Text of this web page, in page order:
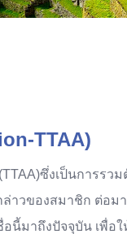
TTAA)
ซึ่งเป็นการร
าวของสมาชิก ต่อ
อนี้มาถึงปัจจุบัน เพื่